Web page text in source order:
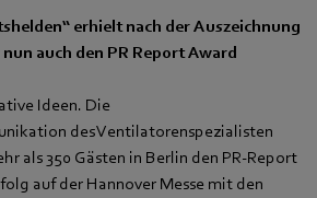
erhielt nach der Auszeichnung
nun auch den PR Report Award
Ideen. Die
des Ventilatorenspezialisten
als 350 Gästen in Berlin den PR-Report
auf der Hannover Messe mit den